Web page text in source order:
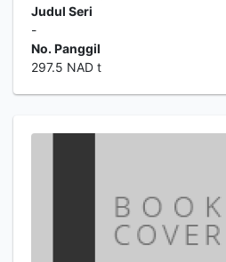
Judul Seri
-
No. Panggil
297.5 NAD t